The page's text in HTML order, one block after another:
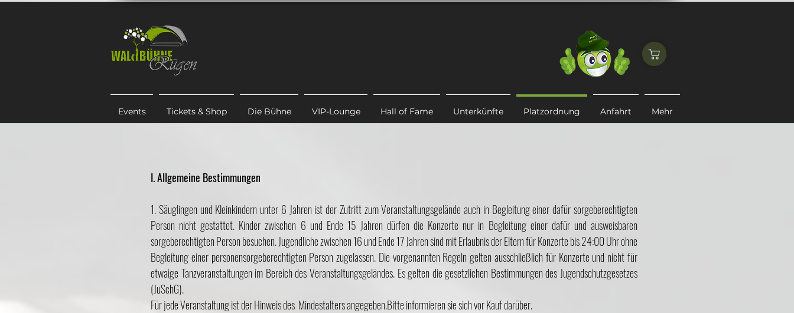
Events Tickets & Shop Die Bühne VIP-Lounge Hall of Fame Unterkünfte Platzordnung Anfahrt Mehr
I. Allgemeine Bestimmungen
1. Säuglingen und Kleinkindern unter 6 Jahren ist der Zutritt zum Veranstaltungsgelände auch in Begleitung einer dafür sorgeberechtigten
Person nicht gestattet. Kinder zwischen 6 und Ende 15 Jahren dürfen die Konzerte nur in Begleitung einer dafür und ausweisbaren
sorgeberechtigten Person besuchen. Jugendliche zwischen 16 und Ende 17 Jahren sind mit Erlaubnis der Eltern für Konzerte bis 24:00 Uhr ohne
Begleitung einer personensorgeberechtigten Person zugelassen. Die vorgenannten Regeln gelten ausschließlich für Konzerte und nicht für
etwaige Tanzveranstaltungen im Bereich des Veranstaltungsgeländes. Es gelten die gesetzlichen Bestimmungen des Jugendschutzgesetzes
(JuSchG).
Für jede Veranstaltung ist der Hinweis des Mindestalters angegeben.Bitte informieren sie sich vor Kauf darüber.